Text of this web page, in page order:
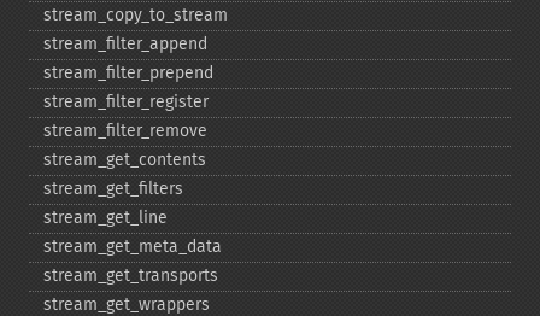
stream_​copy_​to_​stream
stream_​filter_​append
stream_​filter_​prepend
stream_​filter_​register
stream_​filter_​remove
stream_​get_​contents
stream_​get_​filters
stream_​get_​line
stream_​get_​meta_​data
stream_​get_​transports
stream_​get_​wrappers